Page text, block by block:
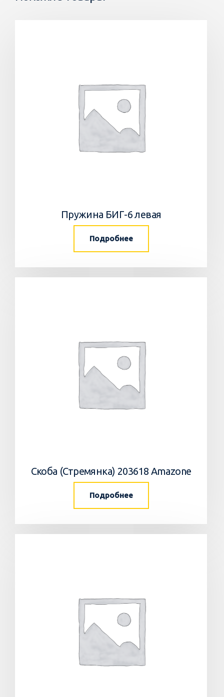
Пружина БИГ-6 левая
Подробнее
Скоба (Стремянка) 203618 Amazone
Подробнее